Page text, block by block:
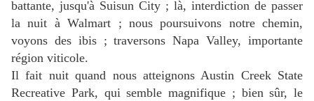
battante, jusqu'à Suisun City ; là, interdiction de passer
la nuit à Walmart ; nous poursuivons notre chemin,
voyons des ibis ; traversons Napa Valley, importante
région viticole.
Il fait nuit quand nous atteignons Austin Creek State
Recreative Park, qui semble magnifique ; bien sûr, le